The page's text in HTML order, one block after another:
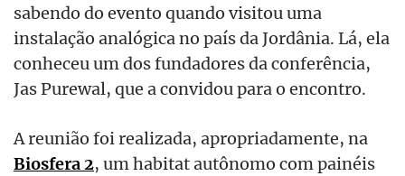
sabendo do evento quando visitou uma
instalação analógica no país da Jordânia. Lá, ela
conheceu um dos fundadores da conferência,
Jas Purewal, que a convidou para o encontro.
A reunião foi realizada, apropriadamente, na
Biosfera 2, um habitat autônomo com painéis